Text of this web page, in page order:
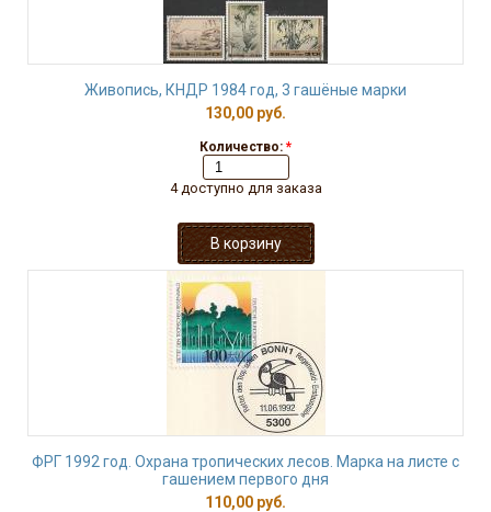
Живопись, КНДР 1984 год, 3 гашёные марки
130,00 руб.
Количество: *
4 доступно для заказа
ФРГ 1992 год. Охрана тропических лесов. Марка на листе с
гашением первого дня
110,00 руб.